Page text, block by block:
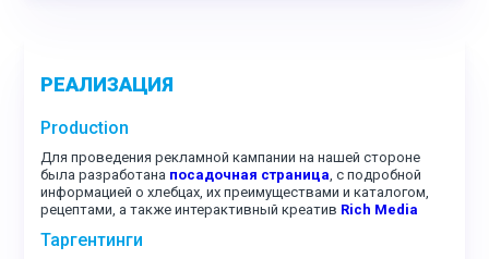
РЕАЛИЗАЦИЯ
Production
Для проведения рекламной кампании на нашей стороне
была разработана посадочная страница , с подробной
информацией о хлебцах, их преимуществами и каталогом,
рецептами, а также интерактивный креатив Rich Media
Таргентинги